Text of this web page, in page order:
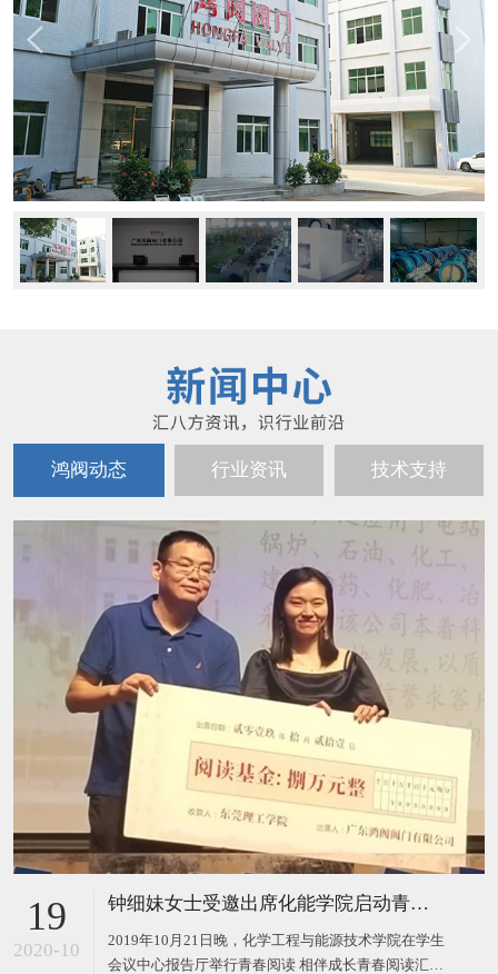
鸿阀动态 行业资讯 技术支持
19
2020-10
钟细妹女士受邀出席化能学院启动青春阅读汇系列活动
2019年10月21日晚，化学工程与能源技术学院在学生
会议中心报告厅举行青春阅读 相伴成长青春阅读汇启